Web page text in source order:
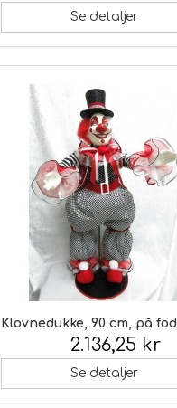
Se detaljer
Klovnedukke, 90 cm, på fod
2.136,25 kr
Se detaljer